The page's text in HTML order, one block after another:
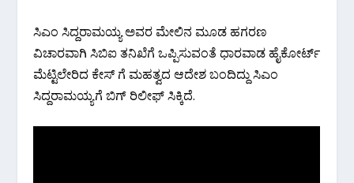
ಸಿಎಂ ಸಿದ್ದರಾಮಯ್ಯ ಅವರ ಮೇಲಿನ ಮೂಡ ಹಗರಣ
ವಿಚಾರವಾಗಿ ಸಿಬಿಐ ತನಿಖೆಗೆ ಒಪ್ಪಿಸುವಂತೆ ಧಾರವಾಡ ಹೈಕೋರ್ಟ್
ಮೆಟ್ಟಿಲೇರಿದ ಕೇಸ್ ಗೆ ಮಹತ್ವದ ಆದೇಶ ಬಂದಿದ್ದು ಸಿಎಂ
ಸಿದ್ದರಾಮಯ್ಯಗೆ ಬಿಗ್ ರಿಲೀಫ್ ಸಿಕ್ಕಿದೆ.